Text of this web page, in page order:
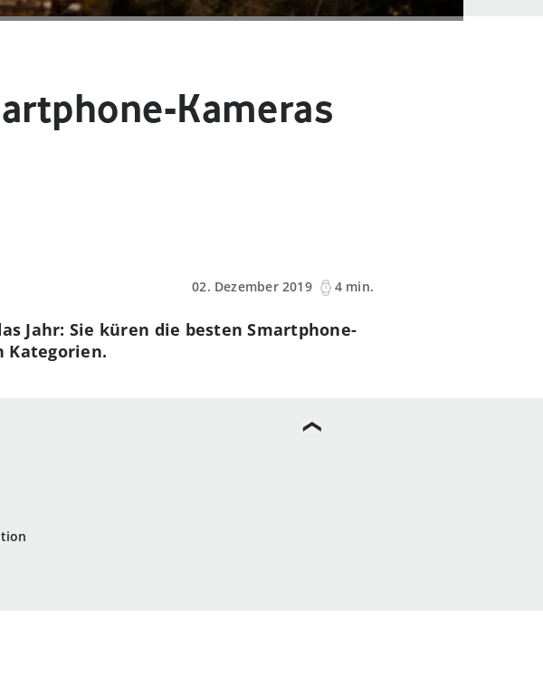
Kameras
02. Dezember 2019
4 min.
Jahr: Sie küren die besten Smartphone-
Kategorien.